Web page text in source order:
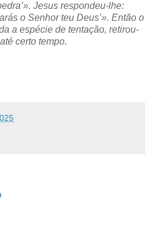
Jesus respondeu-lhe:
o Senhor teu Deus’». Então o
a espécie de tentação, retirou-
certo tempo.